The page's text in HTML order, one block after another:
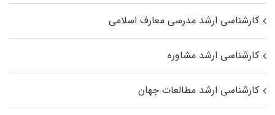
کارشناسی ارشد مدرسی معارف اسلامی
کارشناسی ارشد مشاوره
کارشناسی ارشد مطالعات جهان